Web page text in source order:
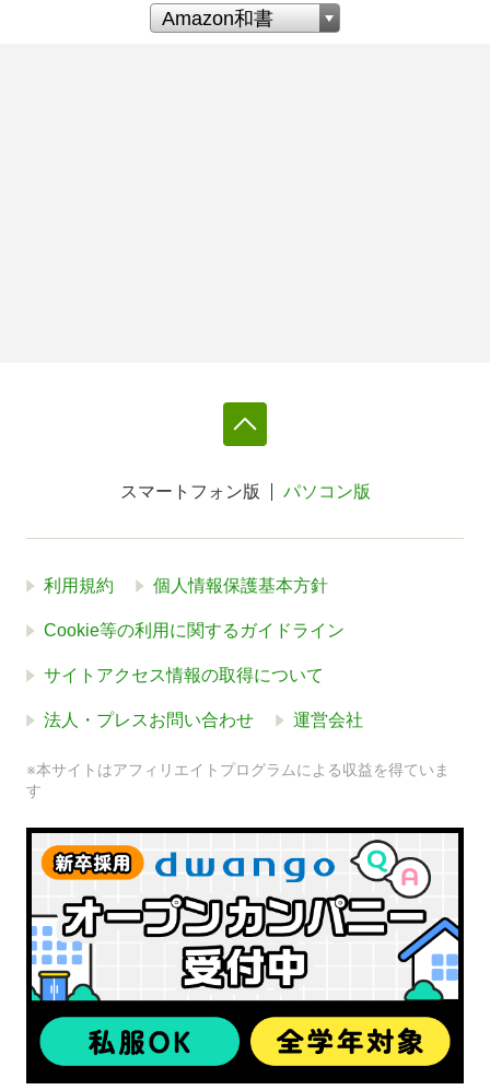
スマートフォン版 パソコン版
利用規約 個人情報保護基本方針
Cookie等の利用に関するガイドライン
サイトアクセス情報の取得について
法人・プレスお問い合わせ 運営会社
※本サイトはアフィリエイトプログラムによる収益を得ていま
す